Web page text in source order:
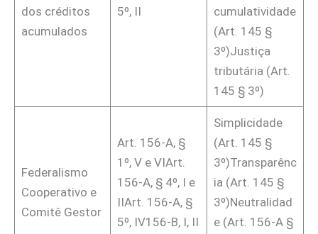
dos créditos
acumulados
5º, II
cumulatividade
(Art. 145 §
3º)Justiça
tributária (Art.
145 § 3º)
Federalismo
Cooperativo e
Comitê Gestor
Art. 156-A, §
1º, V e VIArt.
156-A, § 4º, I e
IIArt. 156-A, §
5º, IV156-B, I, II
Simplicidade
(Art. 145 §
3º)Transparênc
ia (Art. 145 §
3º)Neutralidad
e (Art. 156-A §